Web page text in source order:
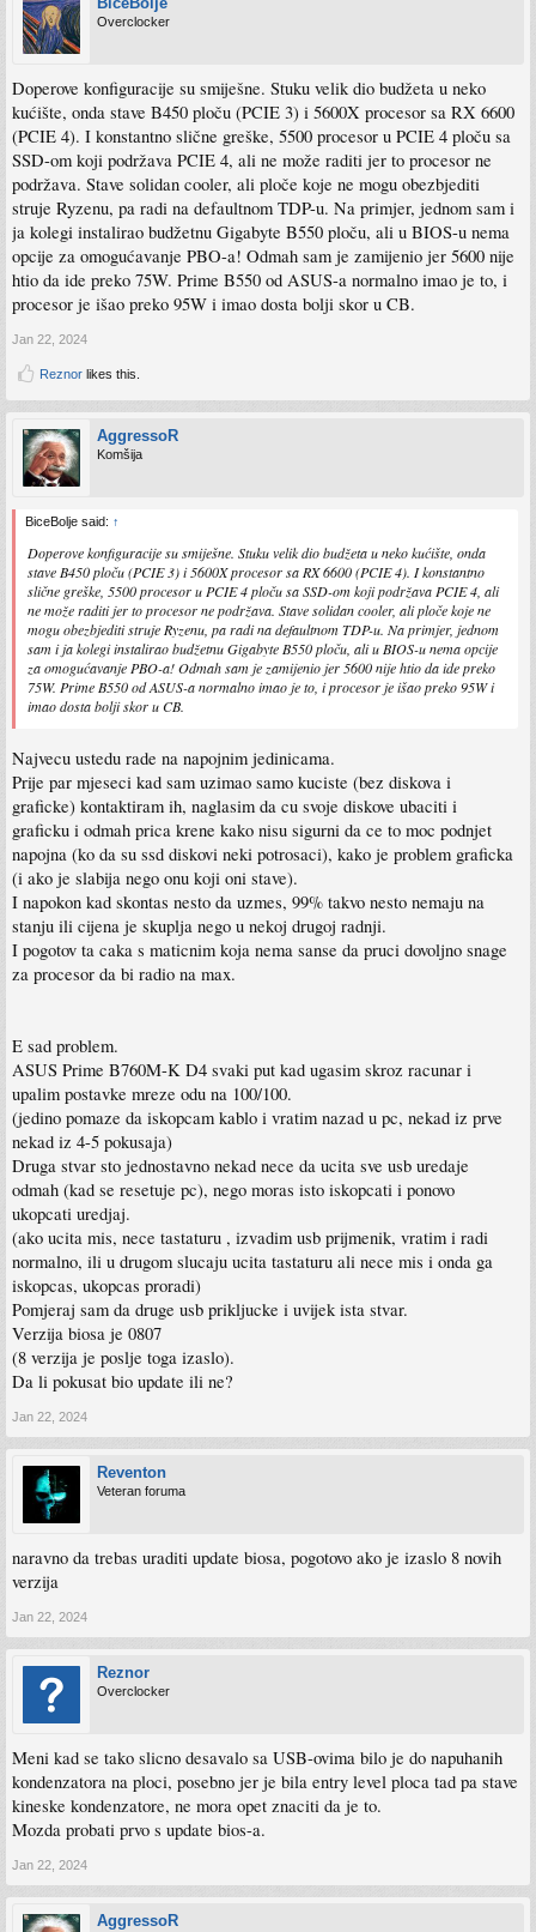
Overclocker
Doperove konfiguracije su smiješne. Stuku velik dio budžeta u neko
kućište, onda stave B450 ploču (PCIE 3) i 5600X procesor sa RX 6600
(PCIE 4). I konstantno slične greške, 5500 procesor u PCIE 4 ploču sa
SSD-om koji podržava PCIE 4, ali ne može raditi jer to procesor ne
podržava. Stave solidan cooler, ali ploče koje ne mogu obezbjediti
struje Ryzenu, pa radi na defaultnom TDP-u. Na primjer, jednom sam i
ja kolegi instalirao budžetnu Gigabyte B550 ploču, ali u BIOS-u nema
opcije za omogućavanje PBO-a! Odmah sam je zamijenio jer 5600 nije
htio da ide preko 75W. Prime B550 od ASUS-a normalno imao je to, i
procesor je išao preko 95W i imao dosta bolji skor u CB.
Jan 22, 2024
Reznor likes this.
AggressoR
Komšija
BiceBolje said: ↑
Doperove konfiguracije su smiješne. Stuku velik dio budžeta u neko kućište, onda
stave B450 ploču (PCIE 3) i 5600X procesor sa RX 6600 (PCIE 4). I konstantno
slične greške, 5500 procesor u PCIE 4 ploču sa SSD-om koji podržava PCIE 4, ali
ne može raditi jer to procesor ne podržava. Stave solidan cooler, ali ploče koje ne
mogu obezbjediti struje Ryzenu, pa radi na defaultnom TDP-u. Na primjer, jednom
sam i ja kolegi instalirao budžetnu Gigabyte B550 ploču, ali u BIOS-u nema opcije
za omogućavanje PBO-a! Odmah sam je zamijenio jer 5600 nije htio da ide preko
75W. Prime B550 od ASUS-a normalno imao je to, i procesor je išao preko 95W i
imao dosta bolji skor u CB.
Najvecu ustedu rade na napojnim jedinicama.
Prije par mjeseci kad sam uzimao samo kuciste (bez diskova i
graficke) kontaktiram ih, naglasim da cu svoje diskove ubaciti i
graficku i odmah prica krene kako nisu sigurni da ce to moc podnjet
napojna (ko da su ssd diskovi neki potrosaci), kako je problem graficka
(i ako je slabija nego onu koji oni stave).
I napokon kad skontas nesto da uzmes, 99% takvo nesto nemaju na
stanju ili cijena je skuplja nego u nekoj drugoj radnji.
I pogotov ta caka s maticnim koja nema sanse da pruci dovoljno snage
za procesor da bi radio na max.
E sad problem.
ASUS Prime B760M-K D4 svaki put kad ugasim skroz racunar i
upalim postavke mreze odu na 100/100.
(jedino pomaze da iskopcam kablo i vratim nazad u pc, nekad iz prve
nekad iz 4-5 pokusaja)
Druga stvar sto jednostavno nekad nece da ucita sve usb uredaje
odmah (kad se resetuje pc), nego moras isto iskopcati i ponovo
ukopcati uredjaj.
(ako ucita mis, nece tastaturu , izvadim usb prijmenik, vratim i radi
normalno, ili u drugom slucaju ucita tastaturu ali nece mis i onda ga
iskopcas, ukopcas proradi)
Pomjeraj sam da druge usb prikljucke i uvijek ista stvar.
Verzija biosa je 0807
(8 verzija je poslje toga izaslo).
Da li pokusat bio update ili ne?
Jan 22, 2024
Reventon
Veteran foruma
naravno da trebas uraditi update biosa, pogotovo ako je izaslo 8 novih
verzija
Jan 22, 2024
Reznor
Overclocker
Meni kad se tako slicno desavalo sa USB-ovima bilo je do napuhanih
kondenzatora na ploci, posebno jer je bila entry level ploca tad pa stave
kineske kondenzatore, ne mora opet znaciti da je to.
Mozda probati prvo s update bios-a.
Jan 22, 2024
AggressoR